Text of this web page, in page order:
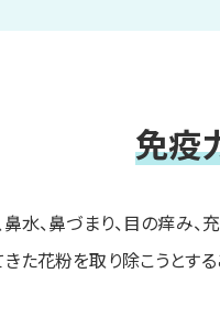
免疫
鼻水、鼻づまり、目の痒み
た花粉を取り除こうとす